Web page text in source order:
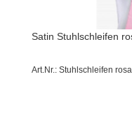
Satin Stuhlschleifen
Art.Nr.: Stuhlschleifen rosa